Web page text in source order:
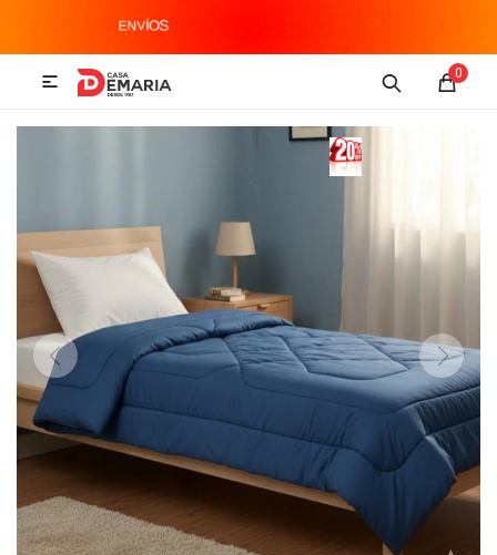
0

Imagen y Sonido Hogar
Audio
Accesorios